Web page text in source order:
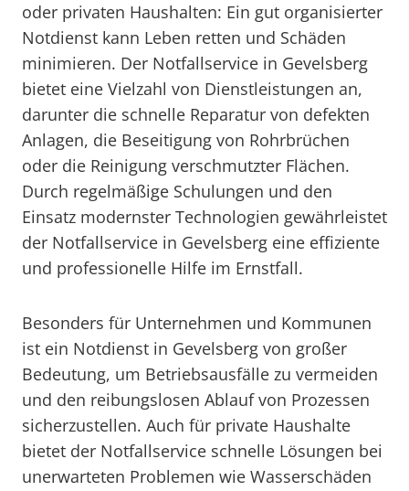
oder privaten Haushalten: Ein gut organisierter
Notdienst kann Leben retten und Schäden
minimieren. Der Notfallservice in Gevelsberg
bietet eine Vielzahl von Dienstleistungen an,
darunter die schnelle Reparatur von defekten
Anlagen, die Beseitigung von Rohrbrüchen
oder die Reinigung verschmutzter Flächen.
Durch regelmäßige Schulungen und den
Einsatz modernster Technologien gewährleistet
der Notfallservice in Gevelsberg eine effiziente
und professionelle Hilfe im Ernstfall.
Besonders für Unternehmen und Kommunen
ist ein Notdienst in Gevelsberg von großer
Bedeutung, um Betriebsausfälle zu vermeiden
und den reibungslosen Ablauf von Prozessen
sicherzustellen. Auch für private Haushalte
bietet der Notfallservice schnelle Lösungen bei
unerwarteten Problemen wie Wasserschäden